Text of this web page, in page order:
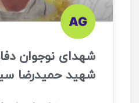
شهدای نوجوان
شهید حمیدرضا